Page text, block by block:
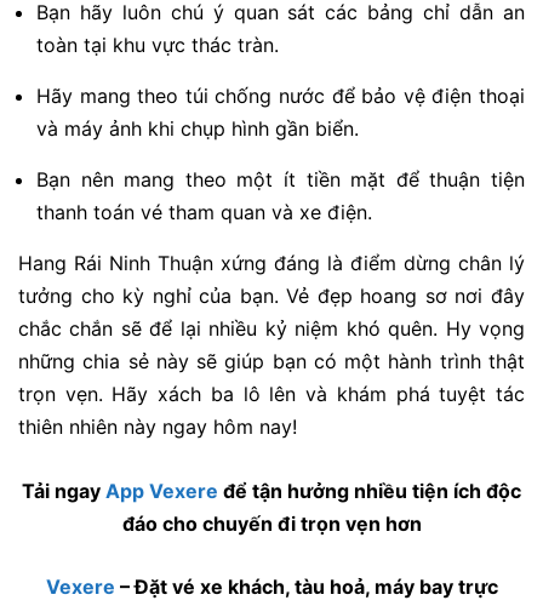
Bạn hãy luôn chú ý quan sát các bảng chỉ dẫn an
toàn tại khu vực thác tràn.
Hãy mang theo túi chống nước để bảo vệ điện thoại
và máy ảnh khi chụp hình gần biển.
Bạn nên mang theo một ít tiền mặt để thuận tiện
thanh toán vé tham quan và xe điện.
Hang Rái Ninh Thuận xứng đáng là điểm dừng chân lý
tưởng cho kỳ nghỉ của bạn. Vẻ đẹp hoang sơ nơi đây
chắc chắn sẽ để lại nhiều kỷ niệm khó quên. Hy vọng
những chia sẻ này sẽ giúp bạn có một hành trình thật
trọn vẹn. Hãy xách ba lô lên và khám phá tuyệt tác
thiên nhiên này ngay hôm nay!
Tải ngay App Vexere để tận hưởng nhiều tiện ích độc
đáo cho chuyến đi trọn vẹn hơn
Vexere – Đặt vé xe khách, tàu hoả, máy bay trực